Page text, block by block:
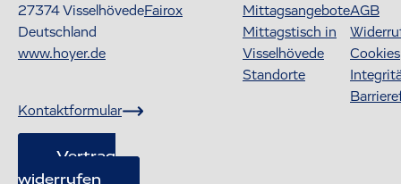
27374Visselhövede
Deutschland
www.hoyer.de
Kontaktformular
Vertrag
widerrufen
Fairox
Mittagsangebote
Mittagstisch in
Visselhövede
Standorte
AGB
Cookies